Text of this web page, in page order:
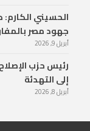
الحسيني
جهود مصر
أبريل 9, 2026
رئيس حزب
إلى التهدئة
أبريل 8, 2026